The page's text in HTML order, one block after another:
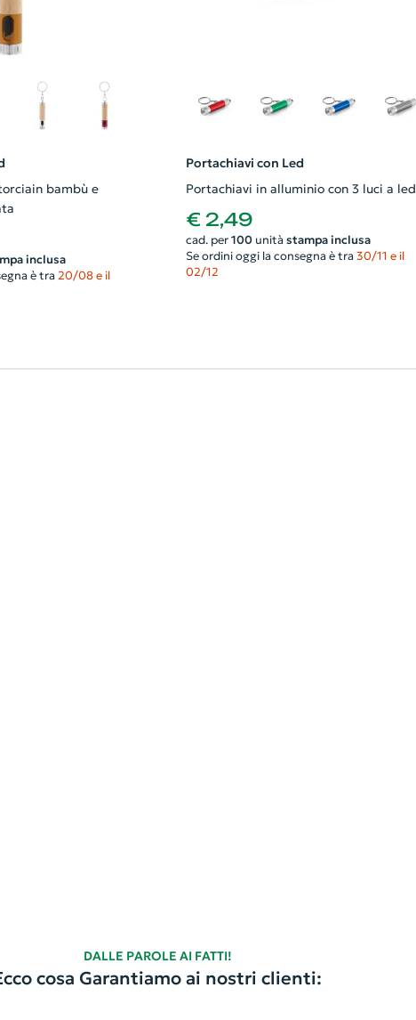
bambù e
inclusa
è tra 20/08 e il
Portachiavi con Led
Portachiavi in alluminio con 3 luci a led
€ 2,49
cad. per 100unità stampa inclusa
Se ordini oggi la consegna è tra 30/11 e il
02/12
DALLE PAROLE AI FATTI!
cosa Garantiamo ai nostri clienti: